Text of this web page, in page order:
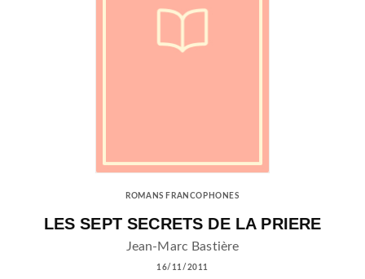
ROMANS FRANCOPHONES
LES SEPT SECRETS DE LA PRIERE
Jean-Marc Bastière
16/11/2011